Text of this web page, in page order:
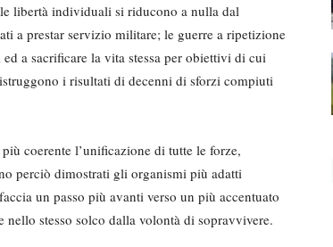
libertà individuali si riducono a nulla dal
a prestar servizio militare; le guerre a ripetizione
a sacrificare la vita stessa per obiettivi di cui
i risultati di decenni di sforzi compiuti
coerente l’unificazione di tutte le forze,
perciò dimostrati gli organismi più adatti
un passo più avanti verso un più accentuato
stesso solco dalla volontà di sopravvivere.